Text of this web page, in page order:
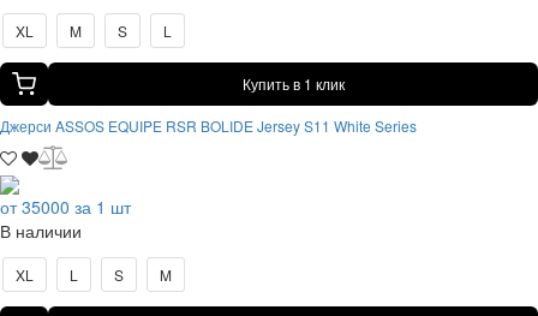
XL M S L
Купить в 1 клик
Джерси ASSOS EQUIPE RSR BOLIDE Jersey S11 White Series
от 35000 за 1 шт
В наличии
XL L S M